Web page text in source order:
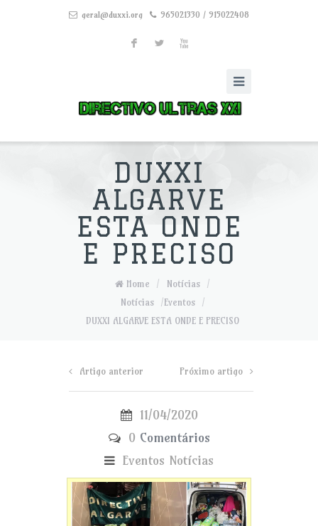
geral@duxxi.org 965021330 / 915022408
F L X
DUXXI
ALGARVE
ESTA ONDE
E PRECISO
Home / Notícias
/
Notícias
/Eventos
/
DUXXI ALGARVE ESTA ONDE E PRECISO
Artigo anterior Próximo artigo
11/04/2020
0 Comentários
Eventos Notícias